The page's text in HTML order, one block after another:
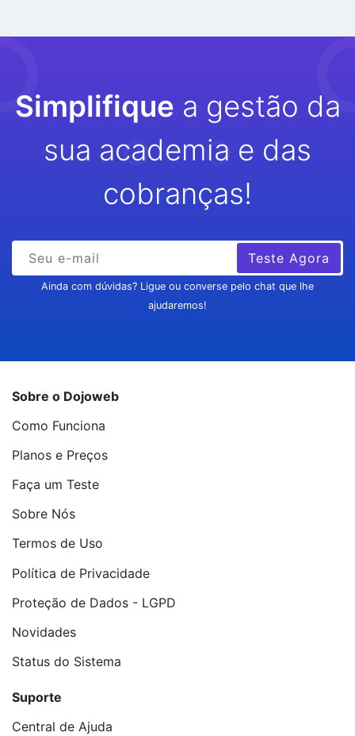
Simplifique a gestão da
sua academia e das
cobranças!
Teste Agora
Ainda com dúvidas? Ligue ou converse pelo chat que lhe
ajudaremos!
Sobre o Dojoweb
Como Funciona
Planos e Preços
Faça um Teste
Sobre Nós
Termos de Uso
Política de Privacidade
Proteção de Dados - LGPD
Novidades
Status do Sistema
Suporte
Central de Ajuda